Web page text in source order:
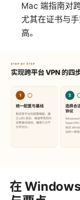
Mac 端指南对
尤其在证书与
高。
在